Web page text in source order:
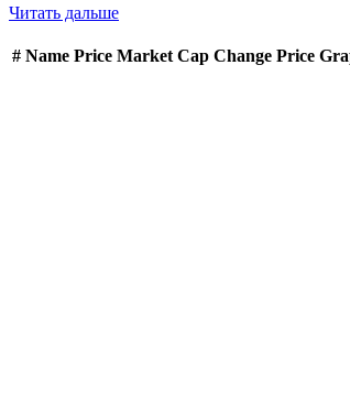
Читать дальше
# Name Price Market Cap Change Price